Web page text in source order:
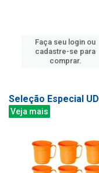
Faça seu login ou
cadastre-se para
comprar.
Seleção Especial UD
Veja mais